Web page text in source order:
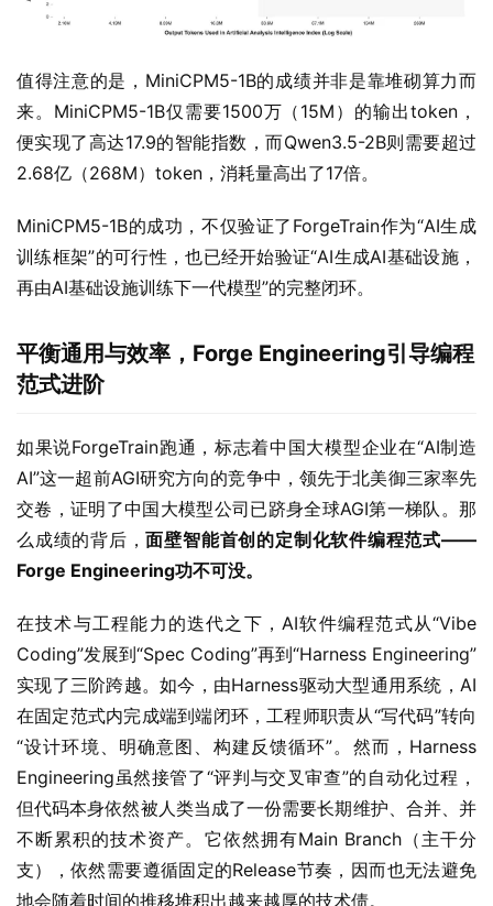
值得注意的是，MiniCPM5-1B的成绩并非是靠堆砌算力而
便实现了高达17.9的智能指数，而Qwen3.5-2B则需要超过
2.68亿（268M）token，消耗量高出了17倍。
MiniCPM5-1B的成功，不仅验证了ForgeTrain作为“AI生成
再由AI基础设施训练下一代模型”的完整闭环。
平衡通用与效率，Forge Engineering引导编程
如果说ForgeTrain跑通，标志着中国大模型企业在“AI制造
交卷，证明了中国大模型公司已跻身全球AGI第一梯队。那
么成绩的背后，面壁智能首创的定制化软件编程范式——
Forge Engineering功不可没。
在技术与工程能力的迭代之下，AI软件编程范式从“Vibe
实现了三阶跨越。如今，由Harness驱动大型通用系统，AI
在固定范式内完成端到端闭环，工程师职责从“写代码”转向
“设计环境、明确意图、构建反馈循环”。然而，Harness
Engineering虽然接管了“评判与交叉审查”的自动化过程，
但代码本身依然被人类当成了一份需要长期维护、合并、并
不断累积的技术资产。它依然拥有Main Branch（主干分
支），依然需要遵循固定的Release节奏，因而也无法避免
地会随着时间的推移堆积出越来越厚的技术债。
而Forge Engineering的逻辑完全不同：它彻底将代码从